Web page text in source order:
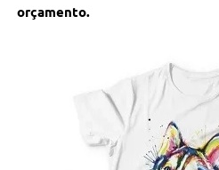
orçamento.